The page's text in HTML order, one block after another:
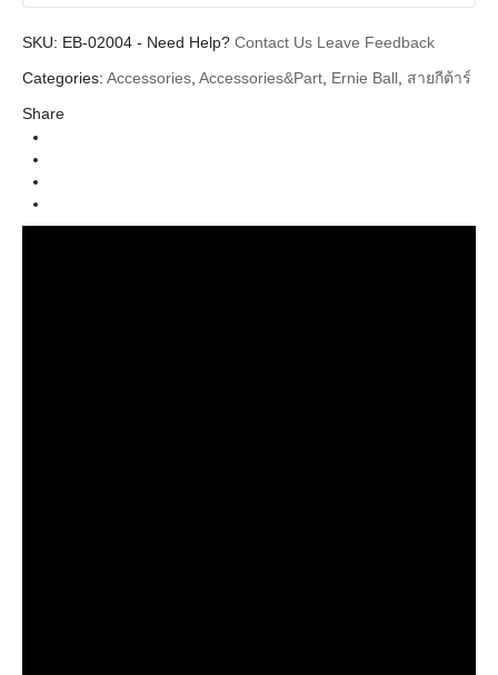
Additional information
Brands Ernie Ball
SKU: EB-02004 - Need Help? Contact Us Leave Feedback
Categories: Accessories, Accessories&Part, Ernie Ball, สายกีต้าร์
Share